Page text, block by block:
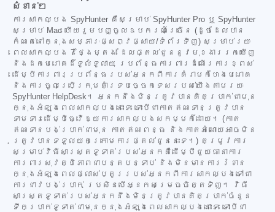
សំខាន់ៗ
ការសាកល្បង SpyHunter គឺសម្រាប់ SpyHunter Pro ឬ SpyHunter
សម្រាប់ Mac ហើយរួមបញ្ចូលឧបករណ៍ច្រើន (ដូចដែលបាន
កំណត់នៅក្នុងសម្ភារៈផ្សព្វផ្សាយ/ទំព័រទិញ) សម្រាប់រយៈ
ពេលសាកល្បង 7 ថ្ងៃម្តង ដែលផ្តល់ជូននូវមុខងាររកឃើញ
និងដកមេរោគដ៏ទូលំទូលាយ ប្រព័ន្ធការពារដំណើរការខ្ពស់
ដើម្បីការពារប្រព័ន្ធរបស់អ្នកពីការគំរាមកំហែងមេរោគ
និងការចូលប្រើក្រុមគាំទ្របច្ចេកទេសរបស់យើងតាមរយៈ
SpyHunter HelpDesk។ អ្នកនឹងមិនត្រូវបានគិតប្រាក់ជាមុន
ក្នុងអំឡុងពេលសាកល្បងនោះទេ ទោះបីជាកាតឥណទានត្រូវបាន
ទាមទារដើម្បីធ្វើឱ្យការសាកល្បងសកម្មក៏ដោយ។ (កាត
ឥណទានបង់ប្រាក់ជាមុន កាតឥណពន្ធ និងកាតអំណោយអាចមិន
ត្រូវបានទទួលយកក្រោមការផ្តល់ជូននេះទេ។) តម្រូវការ
សម្រាប់វិធីសាស្ត្រទូទាត់របស់អ្នកគឺដើម្បីជួយធានាការ
ការពារសុវត្ថិភាពជាបន្តបន្ទាប់ និងមិនមានការរំខាន
ក្នុងអំឡុងពេលផ្លាស់ប្តូររបស់អ្នកពីការសាកល្បងទៅជា
ការជាវបង់ប្រាក់ ប្រសិនបើអ្នកសម្រេចចិត្តទិញ។ វិធី
សាស្ត្រទូទាត់របស់អ្នកនឹងមិនត្រូវបានគិតប្រាក់ចំនួន
ទឹកប្រាក់ទូទាត់ជាមុនក្នុងអំឡុងពេលសាកល្បងនោះទេ ទោះបីជា